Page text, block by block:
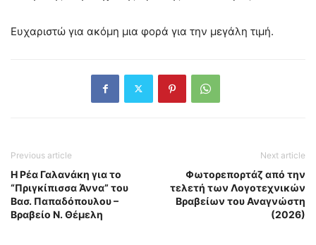
Ευχαριστώ για ακόμη μια φορά για την μεγάλη τιμή.
Previous article
Η Ρέα Γαλανάκη για το
“Πριγκίπισσα Άννα” του
Βασ. Παπαδόπουλου –
Βραβείο Ν. Θέμελη
Next article
Φωτορεπορτάζ από την
τελετή των Λογοτεχνικών
Βραβείων του Αναγνώστη
(2026)